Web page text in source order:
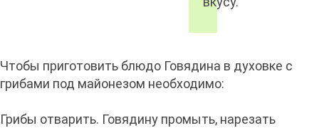
Чтобы приготовить блюдо Говядина в духовке с
грибами под майонезом необходимо:
Грибы отварить. Говядину промыть, нарезать